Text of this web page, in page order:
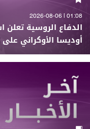
01:08 | 2026-08-06
الدفاع الروسية
أوديسا الأوكراني على